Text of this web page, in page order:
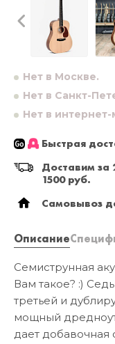
Нет в Москве.
Нет в Санкт-
Нет в интернет-
Быстрая
Доставим за
1500 руб.
Самовывоз
Описание
Семиструнная
Вам такое? :)
третьей и
мощный
дает добавочная